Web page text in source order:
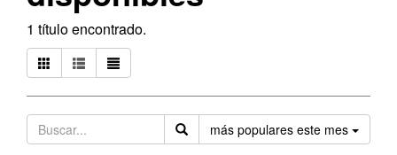
1 título encontrado.
más populares este mes